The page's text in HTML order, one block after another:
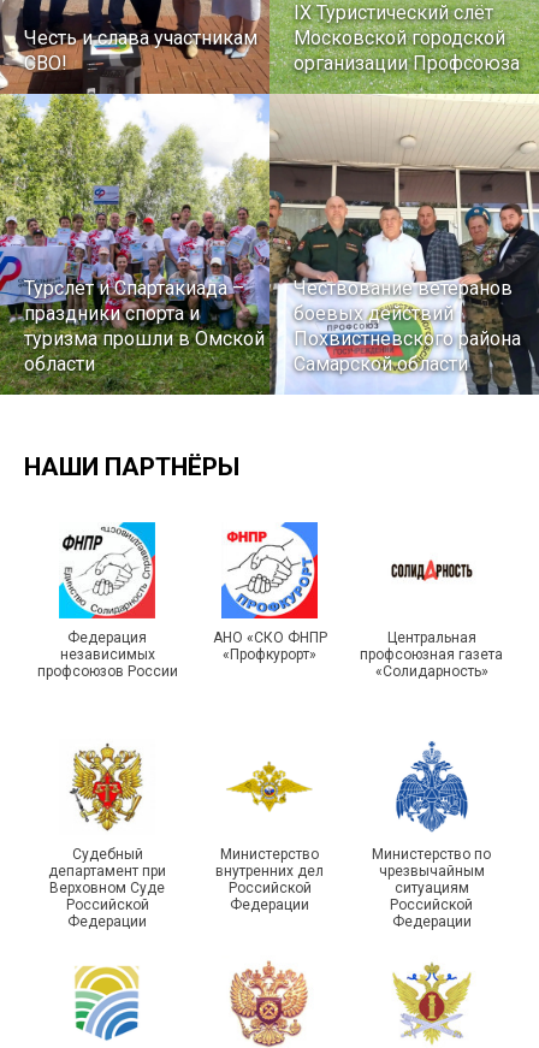
Честь и слава участникам
СВО!
IX Туристический слёт
Московской городской
организации Профсоюза
Турслет и Спартакиада –
праздники спорта и
туризма прошли в Омской
области
Чествование ветеранов
боевых действий
Похвистневского района
Самарской области
Подписано соглашение с
ГУ ФССП по Самарской
области
Единство традиций и сила
духа
профсоюзных
организаций ГУФСИН
России по Пермскому
туристическом слете
215-й юбилей
государственной
Республике Саха (Якутия)
НАШИ ПАРТНЁРЫ
Федерация
независимых
профсоюзов России
АНО «СКО ФНПР
«Профкурорт»
Центральная
профсоюзная газета
«Солидарность»
Судебный
департамент при
Верховном Суде
Российской
Федерации
Министерство
внутренних дел
Российской
Федерации
Министерство по
чрезвычайным
ситуациям
Российской
Федерации